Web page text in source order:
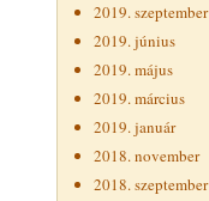
2019. szeptember
2019. június
2019. május
2019. március
2019. január
2018. november
2018. szeptember